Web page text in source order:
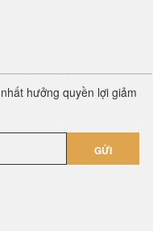
hưởng quyền lợi giảm
GỬI